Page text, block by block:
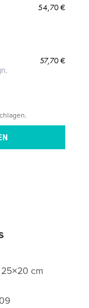
54,70 €
57,70 €
cm